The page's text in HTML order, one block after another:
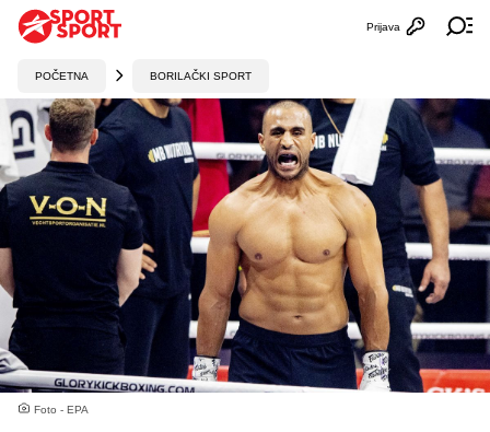
Otvori
Prijava
POČETNA BORILAČKI SPORT
Foto - EPA